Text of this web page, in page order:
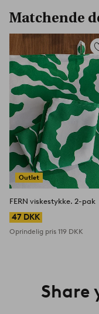
Matchende
Outlet
til
FERN viskestykke. 2-pak
47 DKK
Oprindelig pris 119 DKK
Share